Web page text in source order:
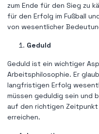
zum Ende für den Sieg zu
für den Erfolg im Fußball
von wesentlicher
Geduld
Geduld ist ein wichtiger
Arbeitsphilosophie. Er
langfristigen Erfolg
müssen geduldig sein und
auf den richtigen Zeitpunkt
erreichen.